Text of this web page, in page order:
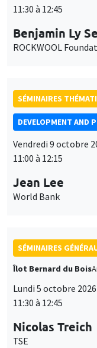
11:30 à 12:45
Benjamin Ly
ROCKWOOL
SÉMINAIRES
DEVELOPMENT AND
Vendredi 9 octobre
11:00 à 12:15
Jean Lee
World Bank
SÉMINAIRES
Îlot Bernard du Bois
Lundi 5 octobre 2026
11:30 à 12:45
Nicolas Treich
TSE
Ce site utilise des